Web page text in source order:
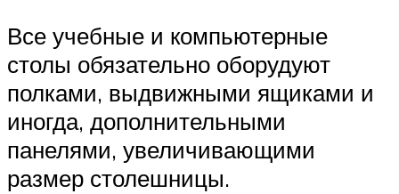
Все учебные и компьютерные
столы обязательно оборудуют
полками, выдвижными ящиками и
иногда, дополнительными
панелями, увеличивающими
размер столешницы.